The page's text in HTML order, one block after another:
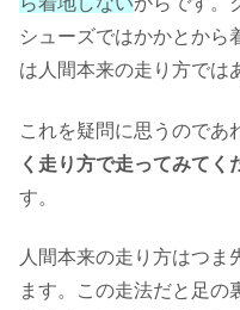
シューズではかかとから
は人間本来の走り方では
これを疑問に思うのであ
く走り方で走ってみてく
す。
人間本来の走り方はつま
ます。この走法だと足の